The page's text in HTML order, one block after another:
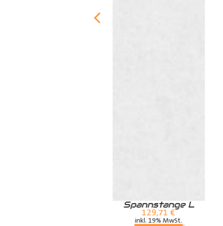
Spannstange L
129,71€
inkl. 19% MwSt.